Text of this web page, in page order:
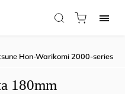
Hon-Warikomi 2000-series
180mm